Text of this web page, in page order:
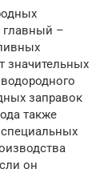
главный –
значительных
заправок
также
специальных
он